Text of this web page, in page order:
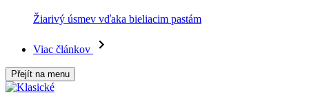
Žiarivý úsmev vďaka bieliacim pastám
Viac článkov
Přejít na menu